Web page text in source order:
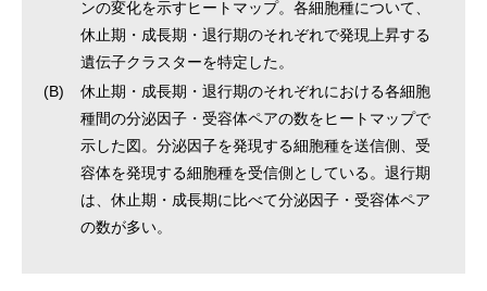
ンの変化を示すヒートマップ。各細胞種について、
休止期・成長期・退行期のそれぞれで発現上昇する
遺伝子クラスターを特定した。
(B)
休止期・成長期・退行期のそれぞれにおける各細胞
種間の分泌因子・受容体ペアの数をヒートマップで
示した図。分泌因子を発現する細胞種を送信側、受
容体を発現する細胞種を受信側としている。退行期
は、休止期・成長期に比べて分泌因子・受容体ペア
の数が多い。